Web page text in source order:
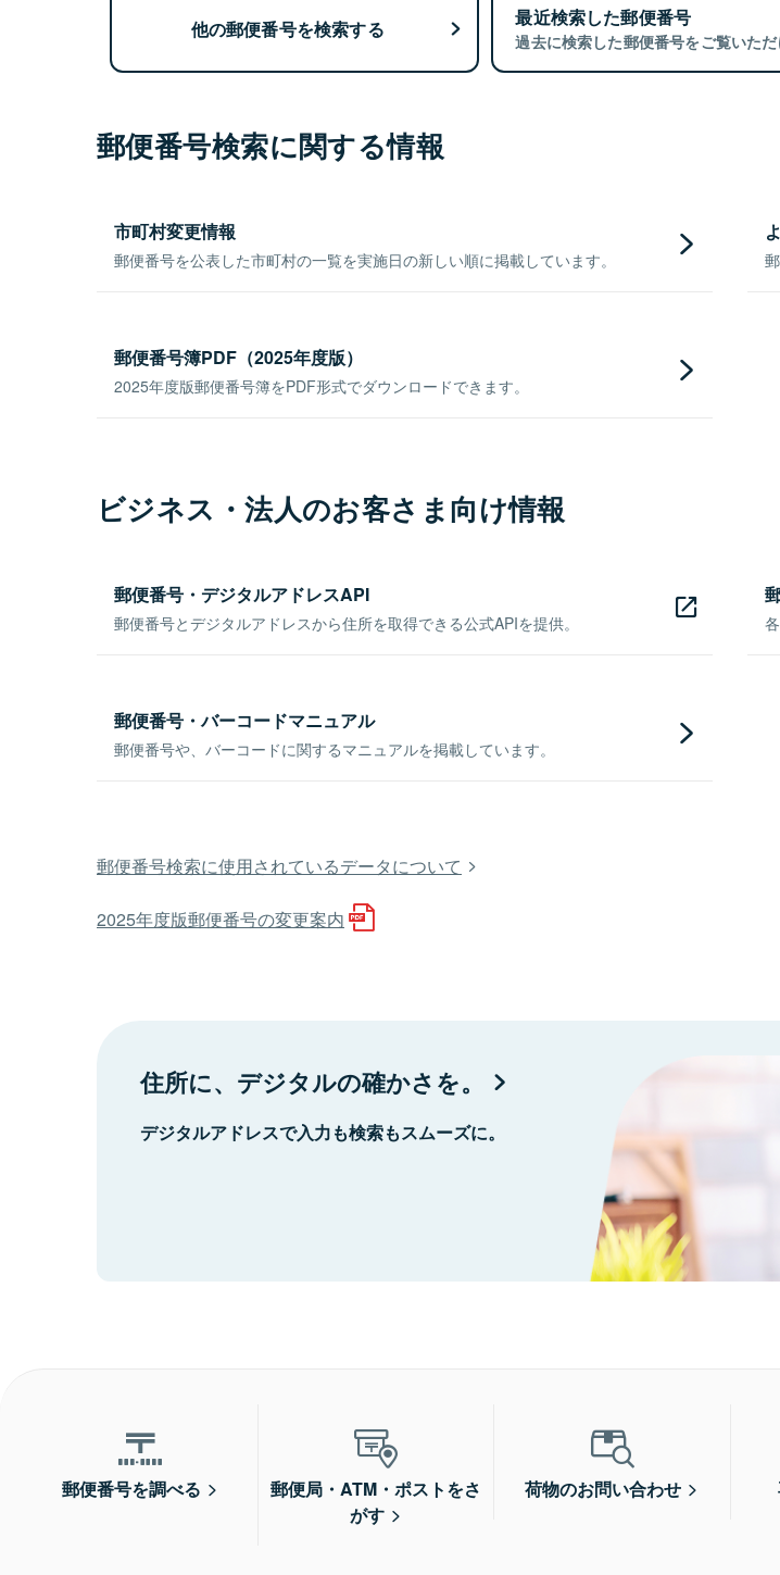
他の郵便番号を検索する 最近検索した郵便番号
過去に検索した郵便番号をご覧いただ
郵便番号検索に関する情報
市町村変更情報
郵便番号を公表した市町村の一覧を実施日の新しい順に掲載しています。
郵便番号簿PDF（2025年度版）
2025年度版郵便番号簿をPDF形式でダウンロードできます。
ビジネス・法人のお客さま向け情報
郵便番号・デジタルアドレスAPI
郵便番号とデジタルアドレスから住所を取得できる公式APIを提供。
郵便番号・バーコードマニュアル
郵便番号や、バーコードに関するマニュアルを掲載しています。
郵便番号検索に使用されているデータについて
2025年度版郵便番号の変更案内
住所に、デジタルの確かさを。
デジタルアドレスで入力も検索もスムーズに。
郵便番号を調べる
郵便局・ATM・ポストをさ
がす
荷物のお問い合わせ